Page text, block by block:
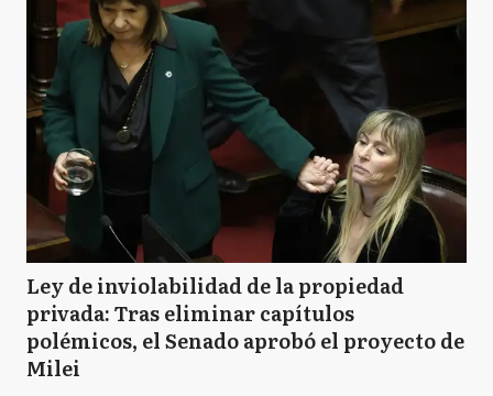
Ley de inviolabilidad de la propiedad
privada: Tras eliminar capítulos
polémicos, el Senado aprobó el proyecto de
Milei